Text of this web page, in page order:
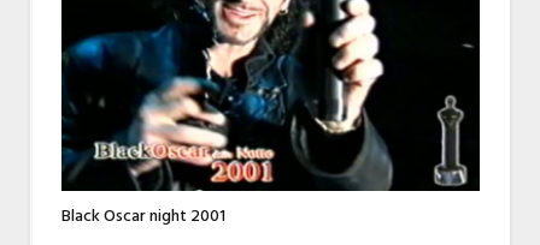
Black Oscar night 2001